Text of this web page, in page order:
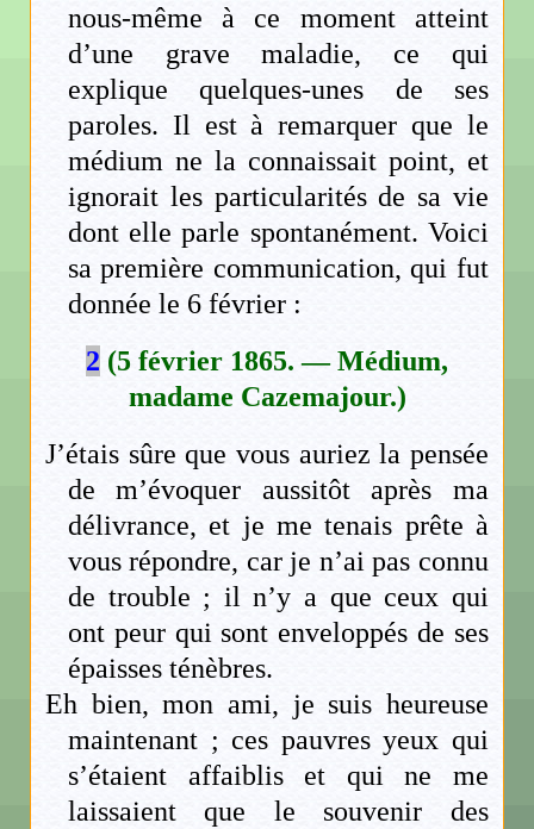
nous-même à ce moment atteint
d’une grave maladie, ce qui
explique quelques-unes de ses
paroles. Il est à remarquer que le
médium ne la connaissait point, et
ignorait les particularités de sa vie
dont elle parle spontanément. Voici
sa première communication, qui fut
donnée le 6 février :
2 (5 février 1865. — Médium,
madame Cazemajour.)
J’étais sûre que vous auriez la pensée
de m’évoquer aussitôt après ma
délivrance, et je me tenais prête à
vous répondre, car je n’ai pas connu
de trouble ; il n’y a que ceux qui
ont peur qui sont enveloppés de ses
épaisses ténèbres.
Eh bien, mon ami, je suis heureuse
maintenant ; ces pauvres yeux qui
s’étaient affaiblis et qui ne me
laissaient que le souvenir des